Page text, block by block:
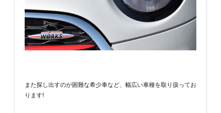
また探し出すのが困難な希少車など、幅広い車種を取り扱ってお
ります!